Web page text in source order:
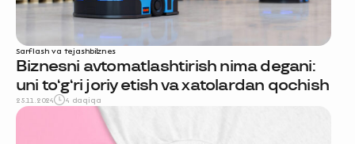
Sarflash va tejashbiznes
Biznesni avtomatlashtirish nima degani:
uni to‘g‘ri joriy etish va xatolardan qochish
25.11.2024 4 daqiqa